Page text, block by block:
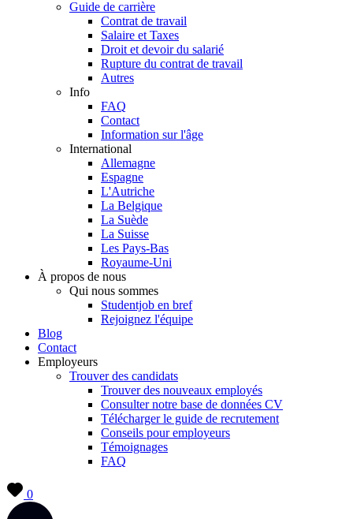
Guide de carrière
Contrat de travail
Salaire et Taxes
Droit et devoir du salarié
Rupture du contrat de travail
Autres
Info
FAQ
Contact
Information sur l'âge
International
Allemagne
Espagne
L'Autriche
La Belgique
La Suède
La Suisse
Les Pays-Bas
Royaume-Uni
À propos de nous
Qui nous sommes
Studentjob en bref
Rejoignez l'équipe
Blog
Contact
Employeurs
Trouver des candidats
Trouver des nouveaux employés
Consulter notre base de données CV
Télécharger le guide de recrutement
Conseils pour employeurs
Témoignages
FAQ
0